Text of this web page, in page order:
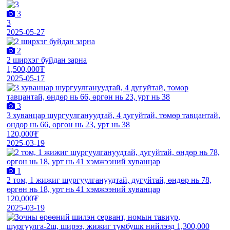
3
3
2025-05-27
2
2 ширхэг буйдан зарна
1,500,000₮
2025-05-17
3
3 хуванцар шургуулгануудтай, 4 дугуйтай, төмөр тавцантай,
өндөр нь 66, өргөн нь 23, урт нь 38
120,000₮
2025-03-19
1
2 том, 1 жижиг шургуулгануудтай, дугуйтай, өндөр нь 78,
өргөн нь 18, урт нь 41 хэмжээний хуванцар
120,000₮
2025-03-19